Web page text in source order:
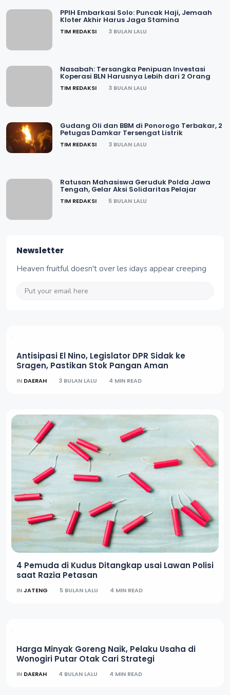
PPIH Embarkasi Solo: Puncak Haji, Jemaah
Kloter Akhir Harus Jaga Stamina
TIM REDAKSI 3 BULAN LALU
Nasabah: Tersangka Penipuan Investasi
Koperasi BLN Harusnya Lebih dari 2 Orang
TIM REDAKSI 3 BULAN LALU
Gudang Oli dan BBM di Ponorogo Terbakar, 2
Petugas Damkar Tersengat Listrik
TIM REDAKSI 3 BULAN LALU
Ratusan Mahasiswa Geruduk Polda Jawa
Tengah, Gelar Aksi Solidaritas Pelajar
TIM REDAKSI 5 BULAN LALU
Newsletter
Heaven fruitful doesn't over les idays appear creeping
Antisipasi El Nino, Legislator DPR Sidak ke
Sragen, Pastikan Stok Pangan Aman
IN DAERAH 3 BULAN LALU 4 MIN READ
4 Pemuda di Kudus Ditangkap usai Lawan Polisi
saat Razia Petasan
INJATENG 5 BULAN LALU 4 MIN READ
Harga Minyak Goreng Naik, Pelaku Usaha di
Wonogiri Putar Otak Cari Strategi
IN DAERAH 4 BULAN LALU 4 MIN READ